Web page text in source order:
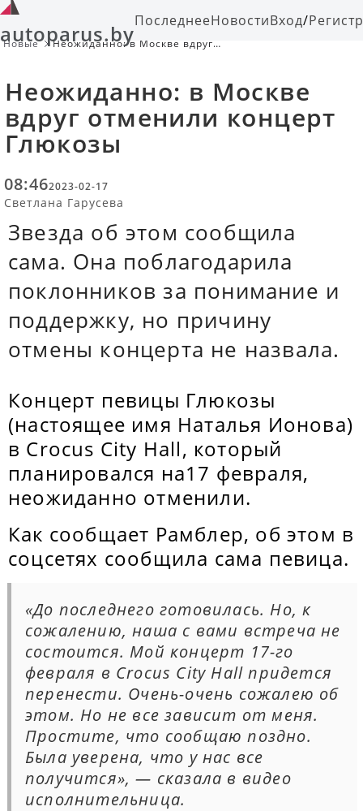
autoparus.byПоследнееНовостиВход/
Новые
Неожиданно: в Москве вдруг
Неожиданно: в Москве
вдруг отменили концерт
Глюкозы
08:462023-02-17
Светлана Гарусева
Звезда об этом сообщила
сама. Она поблагодарила
поклонников за понимание и
поддержку, но причину
отмены концерта не назвала.
Концерт певицы Глюкозы
(настоящее имя Наталья Ионова)
в Crocus City Hall, который
планировался на17 февраля,
неожиданно отменили.
Как сообщает Рамблер, об этом в
соцсетях сообщила сама певица.
«До последнего готовилась. Но, к
сожалению, наша с вами встреча не
состоится. Мой концерт 17-го
февраля в Crocus City Hall придется
перенести. Очень-очень сожалею об
этом. Но не все зависит от меня.
Простите, что сообщаю поздно.
Была уверена, что у нас все
получится», — сказала в видео
исполнительница.